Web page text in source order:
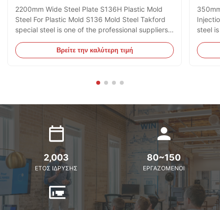
πλαστικός
2200mm Wide Steel Plate S136H Plastic Mold
Steel For Plastic Mold S136 Mold Steel Takford
special steel is one of the professional suppliers
bar, Flat bar, Plates. S136 tool Steel China
supplier and stockholders.We are the biggest the
Βρείτε την καλύτερη τιμή
steel
bar,
2,003
ΈΤΟΣ ΊΔΡΥΣΗΣ
80~150
ΕΡΓΑΖΌΜΕΝΟΙ